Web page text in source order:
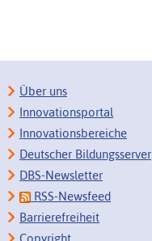
Über uns
Innovationsportal
Innovationsbereiche
Deutscher Bildungsserver
DBS-Newsletter
RSS-Newsfeed
Barrierefreiheit
Copyright